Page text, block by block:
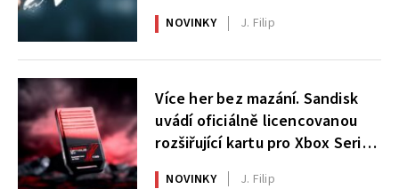
NOVINKY J. Filip
Více her bez mazání. Sandisk
uvádí oficiálně licencovanou
rozšiřující kartu pro Xbox Series
X|S
NOVINKY J. Filip